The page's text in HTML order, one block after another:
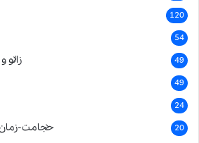
120
54
زالو 49
49
24
حجامت- 20